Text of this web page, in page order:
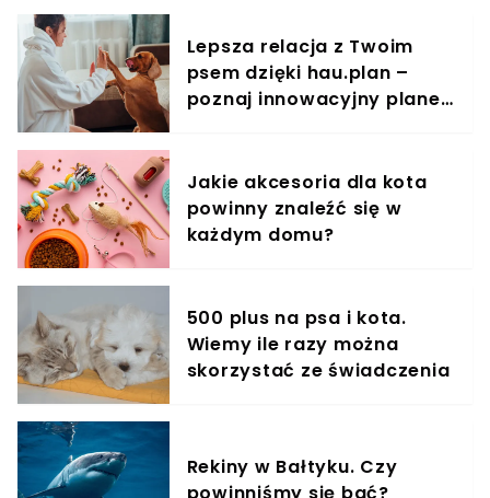
gniazda i rodziców. Jeżeli nigdzie nie widać
rodziny maluszka, wtedy należy się nim
zaopiekować, jednak wcześniej konsultując się z
weterynarzem.
Lepsza relacja z Twoim
psem dzięki hau.plan –
poznaj innowacyjny planer
Jakie akcesoria dla kota
powinny znaleźć się w
każdym domu?
500 plus na psa i kota.
Wiemy ile razy można
skorzystać ze świadczenia
Rekiny w Bałtyku. Czy